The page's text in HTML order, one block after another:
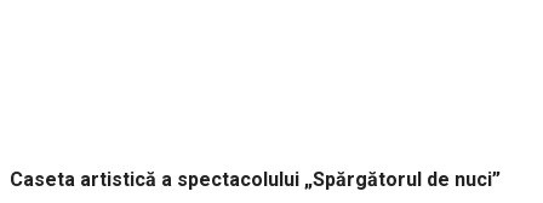
Caseta artistică a spectacolului „Spărgătorul de nuci”